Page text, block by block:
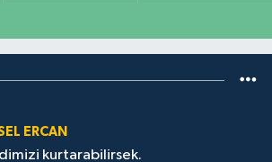
ERCAN
kurtarabilirsek.